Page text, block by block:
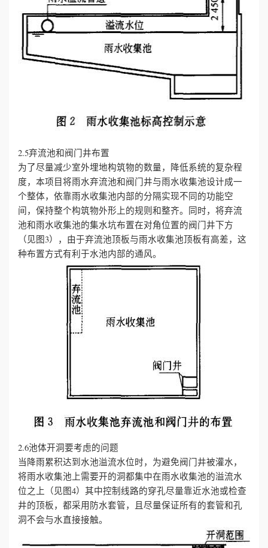
2.5弃流池和阀门井布置
为了尽量减少室外埋地构筑物的数量，降低系统的复杂程
度，本项目将雨水弃流池和阀门井与雨水收集池设计成一
个整体，依靠雨水收集池内部的分隔实现不同的功能空
间，保持整个构筑物外形上的规则和整齐。同时，将弃流
池和雨水收集池的集水坑布置在对角位置的阀门井下方
（见图3），由于弃流池顶板与雨水收集池顶板有高差，这
种布置方式有利于水池内部的通风。
2.6池体开洞要考虑的问题
当降雨累积达到水池溢流水位时，为避免阀门井被灌水，
将雨水收集池上需要开的洞都集中在雨水收集池的溢流水
位之上（见图4）其中控制线路的穿孔尽量靠近水池或检查
井的顶板，都采用防水套管，且尽量保证所有的套管和孔
洞不会与水直接接触。